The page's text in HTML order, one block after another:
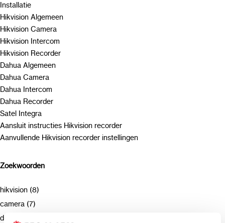
Installatie
Hikvision Algemeen
Hikvision Camera
Hikvision Intercom
Hikvision Recorder
Dahua Algemeen
Dahua Camera
Dahua Intercom
Dahua Recorder
Satel Integra
Aansluit instructies Hikvision recorder
Aanvullende Hikvision recorder instellingen
Zoekwoorden
hikvision (8)
camera (7)
deurbel (4)